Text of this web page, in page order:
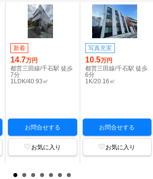
新着
14.7万円
都営三田線/千石駅 徒歩
7分
1LDK/40.93㎡
お問合せする
お気に入り
写真充実
10.5万円
都営三田線/千石駅 徒歩
6分
1K/20.16㎡
お問合せする
お気に入り